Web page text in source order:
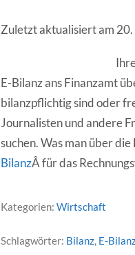
Zuletzt aktualisiert am
E-Bilanz ans Finanzamt
bilanzpflichtig sind oder
Journalisten und andere
suchen. Was man über
BilanzÂ für das
Kategorien: Wirtschaft
Schlagwörter: Bilanz, E-